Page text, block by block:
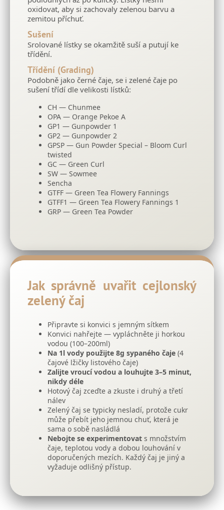
oxidovat, aby si zachovaly zelenou barvu a
zemitou příchuť.
Sušení
Srolované lístky se okamžitě suší a putují ke
třídění.
Třídění (Grading)
Podobně jako černé čaje, se i zelené čaje po
sušení třídí dle velikosti lístků:
CH — Chunmee
OPA — Orange Pekoe A
GP1 — Gunpowder 1
GP2 — Gunpowder 2
GPSP — Gun Powder Special – Bloom Curl
twisted
GC — Green Curl
SW — Sowmee
Sencha
GTFF — Green Tea Flowery Fannings
GTFF1 — Green Tea Flowery Fannings 1
GRP — Green Tea Powder
Jak správně uvařit cejlonský
zelený čaj
Připravte si konvici s jemným sítkem
Konvici nahřejte — vypláchněte ji horkou
vodou (100–200ml)
Na 1l vody použijte 8g sypaného čaje (4
čajové lžičky listového čaje)
Zalijte vroucí vodou a louhujte 3–5 minut,
nikdy déle
Hotový čaj zceďte a zkuste i druhý a třetí
nálev
Zelený čaj se typicky nesladí, protože cukr
může přebít jeho jemnou chuť, která je
sama o sobě nasládlá
Nebojte se experimentovat s množstvím
čaje, teplotou vody a dobou louhování v
doporučených mezích. Každý čaj je jiný a
vyžaduje odlišný přístup.